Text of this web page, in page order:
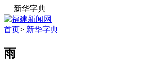
新华字典
首页> 新华字典
雨